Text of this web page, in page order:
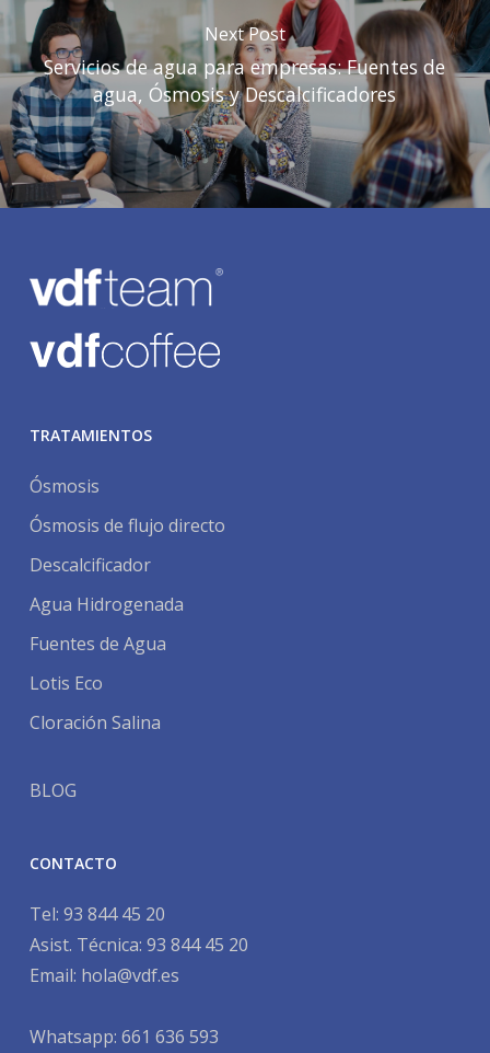
Next Post
Servicios de agua para empresas: Fuentes de
agua, Ósmosis y Descalcificadores
TRATAMIENTOS
Ósmosis
Ósmosis de flujo directo
Descalcificador
Agua Hidrogenada
Fuentes de Agua
Lotis Eco
Cloración Salina
BLOG
CONTACTO
Tel: 93 844 45 20
Asist. Técnica: 93 844 45 20
Email: hola@vdf.es
Whatsapp: 661 636 593